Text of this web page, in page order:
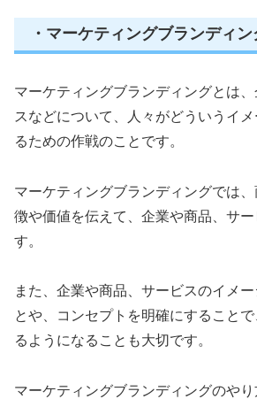
・マーケティングブランディン
マーケティングブランディングとは
スなどについて、人々がどういうイ
るための作戦のことです。
マーケティングブランディングでは
徴や価値を伝えて、企業や商品、サ
す。
また、企業や商品、サービスのイメ
とや、コンセプトを明確にすること
るようになることも大切です。
マーケティングブランディングのや